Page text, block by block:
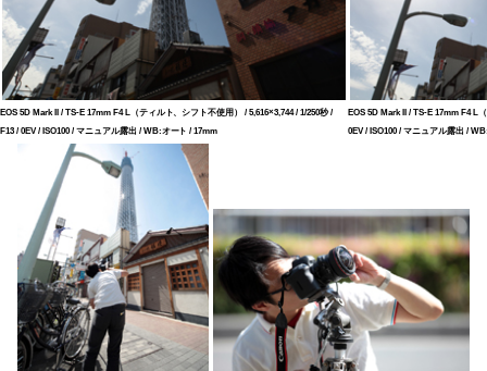
EOS 5D Mark II / TS-E 17mm F4 L（ティルト、シフト不使用） / 5,616×3,744 / 1/250秒 /
F13 / 0EV / ISO100 / マニュアル露出 / WB:オート / 17mm
EOS 5D Mark II / TS-E 17mm F4 L
0EV / ISO100 / マニュアル露出 /